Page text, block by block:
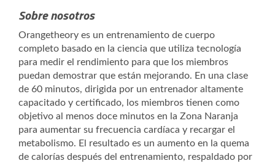
Sobre nosotros
Orangetheory es un entrenamiento de cuerpo
completo basado en la ciencia que utiliza tecnología
para medir el rendimiento para que los miembros
puedan demostrar que están mejorando. En una clase
de 60 minutos, dirigida por un entrenador altamente
capacitado y certificado, los miembros tienen como
objetivo al menos doce minutos en la Zona Naranja
para aumentar su frecuencia cardíaca y recargar el
metabolismo. El resultado es un aumento en la quema
de calorías después del entrenamiento, respaldado por